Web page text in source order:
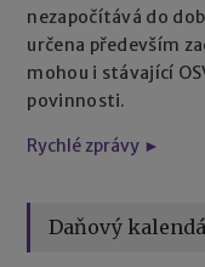
nezapočítává do
určena především
mohou i stávající
povinnosti.
Rychlé zprávy ►
Daňový